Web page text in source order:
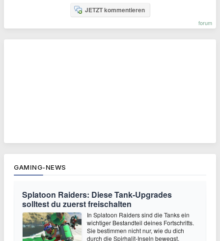
JETZT kommentieren
forum
GAMING-NEWS
Splatoon Raiders: Diese Tank-Upgrades
solltest du zuerst freischalten
In Splatoon Raiders sind die Tanks ein
wichtiger Bestandteil deines Fortschritts.
Sie bestimmen nicht nur, wie du dich
durch die Spirhalit-Inseln bewegst,